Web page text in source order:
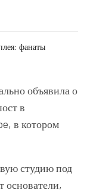
фанаты
объявила о
в
в котором
студию под
основатели,